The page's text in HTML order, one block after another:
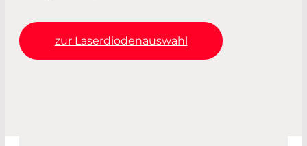
zur Laserdiodenauswahl